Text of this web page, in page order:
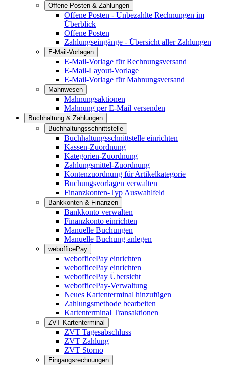
Offene Posten & Zahlungen
Offene Posten - Unbezahlte Rechnungen im
Überblick
Offene Posten
Zahlungseingänge - Übersicht aller Zahlungen
E-Mail-Vorlagen
E-Mail-Vorlage für Rechnungsversand
E-Mail-Layout-Vorlage
E-Mail-Vorlage für Mahnungsversand
Mahnwesen
Mahnungsaktionen
Mahnung per E-Mail versenden
Buchhaltung & Zahlungen
Buchhaltungsschnittstelle
Buchhaltungsschnittstelle einrichten
Kassen-Zuordnung
Kategorien-Zuordnung
Zahlungsmittel-Zuordnung
Kontenzuordnung für Artikelkategorie
Buchungsvorlagen verwalten
Finanzkonten-Typ Auswahlfeld
Bankkonten & Finanzen
Bankkonto verwalten
Finanzkonto einrichten
Manuelle Buchungen
Manuelle Buchung anlegen
webofficePay
webofficePay einrichten
webofficePay einrichten
webofficePay Übersicht
webofficePay-Verwaltung
Neues Kartenterminal hinzufügen
Zahlungsmethode bearbeiten
Kartenterminal Transaktionen
ZVT Kartenterminal
ZVT Tagesabschluss
ZVT Zahlung
ZVT Storno
Eingangsrechnungen